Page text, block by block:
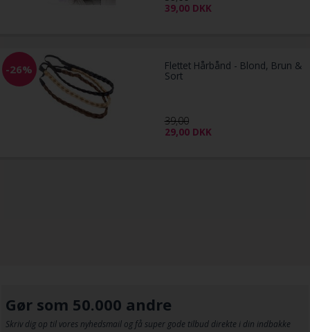
39,00 DKK
-26% Flettet Hårbånd - Blond, Brun &
Sort
39,00
29,00 DKK
Gør som 50.000 andre
Skriv dig op til vores nyhedsmail og få super gode tilbud direkte i din indbakke